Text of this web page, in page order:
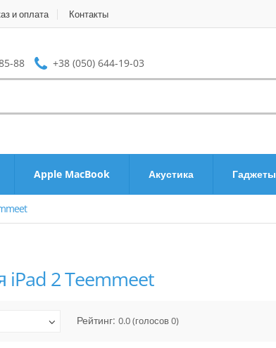
и оплата Контакты
88 +38 (050) 644-19-03
Apple MacBook Акустика Гаджеты
iPad 2 Teemmeet
Рейтинг:0.0(голосов0)